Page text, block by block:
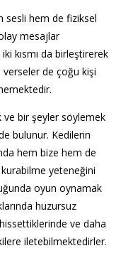
sesli hem de fiziksel
mesajlar
kısmı da birleştirerek
verseler de çoğu kişi
bir şeyler söylemek
bulunur. Kedilerin
hem bize hem de
yeteneğini
oyun oynamak
huzursuz
ve daha
iletebilmektedirler.